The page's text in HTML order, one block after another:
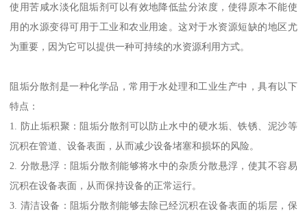
使用苦咸水淡化阻垢剂可以有效地降低盐分浓度，使得原本不能使
用的水源变得可用于工业和农业用途。这对于水资源短缺的地区尤
为重要，因为它可以提供一种可持续的水资源利用方式。
阻垢分散剂是一种化学品，常用于水处理和工业生产中，具有以下
特点：
1. 防止垢积聚：阻垢分散剂可以防止水中的硬水垢、铁锈、泥沙等
沉积在管道、设备表面，从而减少设备堵塞和损坏的风险。
2. 分散悬浮：阻垢分散剂能够将水中的杂质分散悬浮，使其不容易
沉积在设备表面，从而保持设备的正常运行。
3. 清洁设备：阻垢分散剂能够去除已经沉积在设备表面的垢层，保